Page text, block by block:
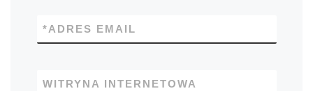
ADRES EMAIL
*
WITRYNA INTERNETOWA